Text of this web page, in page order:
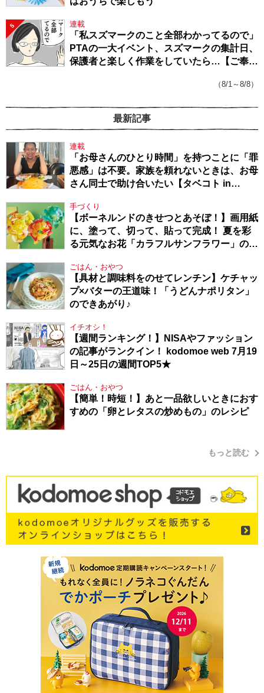
5 連載
「私スズマークのこと全部わかってるので」
PTAの一大イベント、スズマークの集計日、
保護者と楽しく作業をしていたら…【ご奉仕
（8/1～8/8）
最新記事
連載
「お母さんのひとり時間」を持つことに「罪
悪感」は不要。家族を頼れないときは、お母
さん同士で助け合いたい【タベコト in
手づくり
【ボーネルンドのきせつとあそぼ！】画用紙
に、塗って、切って、貼って完成！ 夏を彩
る元気なお花「カラフルサンフラワー」の作
ごはん・おやつ
【具材と調味料をのせてレンチン】ケチャッ
プ×バターの王道味！「うどんナポリタン」
のできあがり♪
イチオシ！
【週間ランキング！】NISAやファッション
の記事がランクイン！ kodomoe web 7月19
日～25日の週間TOP5★
ごはん・おやつ
【簡単！時短！】あと一品欲しいときにおす
すめの「卵とレタスの炒めもの」のレシピ
もっと読む